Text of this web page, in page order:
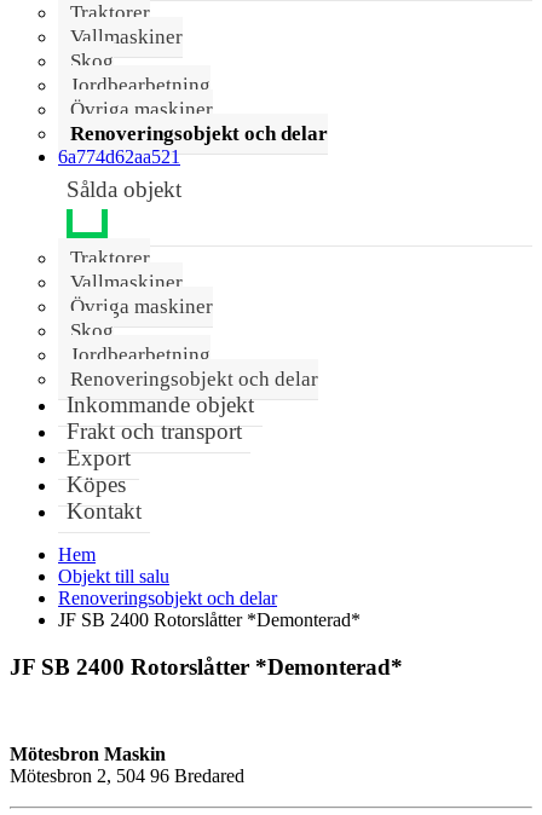
Traktorer
Vallmaskiner
Skog
Jordbearbetning
Övriga maskiner
Renoveringsobjekt och delar
6a774d62aa521
Sålda objekt
Traktorer
Vallmaskiner
Övriga maskiner
Skog
Jordbearbetning
Renoveringsobjekt och delar
Inkommande objekt
Frakt och transport
Export
Köpes
Kontakt
Hem
Objekt till salu
Renoveringsobjekt och delar
JF SB 2400 Rotorslåtter *Demonterad*
JF SB 2400 Rotorslåtter *Demonterad*
Mötesbron Maskin
Mötesbron 2, 504 96 Bredared